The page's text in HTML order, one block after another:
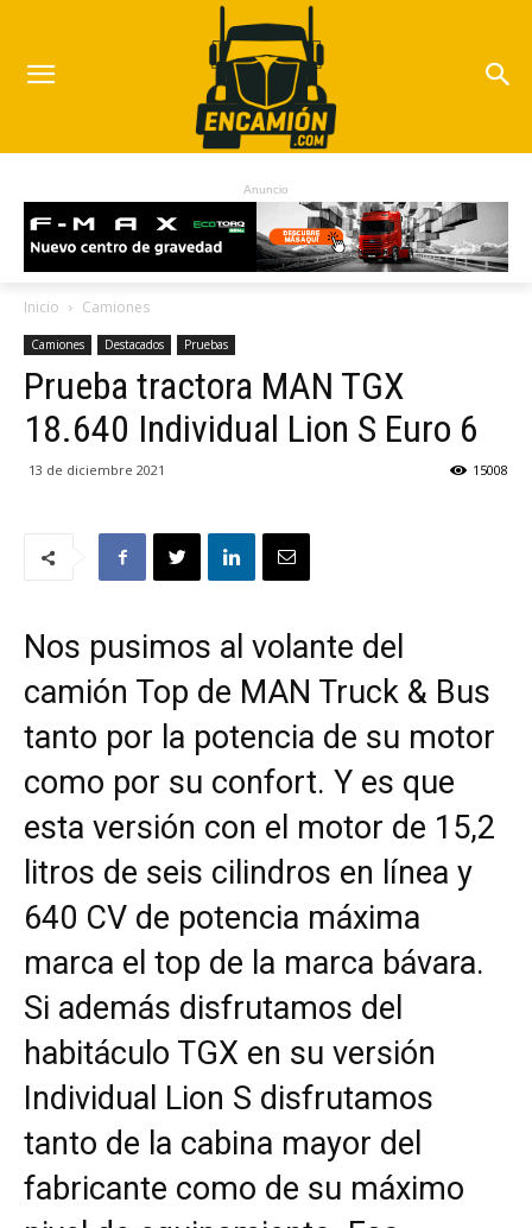
Anuncio
Inicio Camiones
Camiones Destacados Pruebas
Prueba tractora MAN TGX
18.640 Individual Lion S Euro 6
13 de diciembre 2021 15008
Nos pusimos al volante del
camión Top de MAN Truck & Bus
tanto por la potencia de su motor
como por su confort. Y es que
esta versión con el motor de 15,2
litros de seis cilindros en línea y
640 CV de potencia máxima
marca el top de la marca bávara.
Si además disfrutamos del
habitáculo TGX en su versión
Individual Lion S disfrutamos
tanto de la cabina mayor del
fabricante como de su máximo